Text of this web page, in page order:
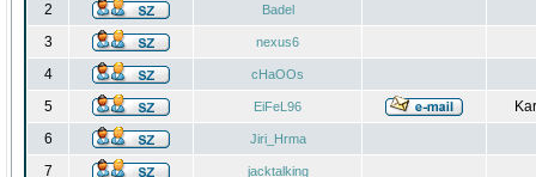
2 Badel
3 nexus6
4 cHaOOs
5 EiFeL96
6
Jiri_Hrma
7 jacktalking